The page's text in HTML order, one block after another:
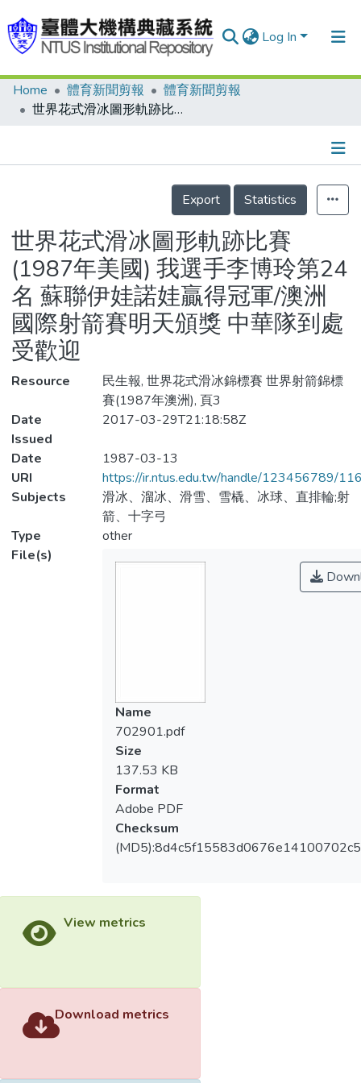
Log In
Communities & Collections
Statistics
Home 體育新聞剪報
體育新聞剪報
世界花式滑冰圖形軌跡比賽(1987年美國) 我選手李博玲第24名 蘇聯伊娃諾娃贏得冠軍/澳洲國際射箭賽明天頒獎 中華隊到處受歡迎
Details
Export
Statistics
世界花式滑冰圖形軌跡比賽
(1987年美國) 我選手李博玲第24
名 蘇聯伊娃諾娃贏得冠軍/澳洲
國際射箭賽明天頒獎 中華隊到處
受歡迎
Resource
民生報, 世界花式滑冰錦標賽 世界射箭錦標
賽(1987年澳洲), 頁3
Date
Issued
2017-03-29T21:18:58Z
Date
1987-03-13
URI
https://ir.ntus.edu.tw/handle/123456789/
Subjects
滑冰、溜冰、滑雪、雪橇、冰球、直排輪;射
箭、十字弓
Type
other
File(s)
Name
702901.pdf
Size
137.53 KB
Format
Adobe PDF
Checksum
View metrics
Download metrics